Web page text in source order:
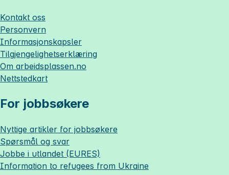
Kontakt oss
Personvern
Informasjonskapsler
Tilgjengelighetserklæring
Om arbeidsplassen.no
Nettstedkart
For jobbsøkere
Nyttige artikler for jobbsøkere
Spørsmål og svar
Jobbe i utlandet (EURES)
Information to refugees from Ukraine